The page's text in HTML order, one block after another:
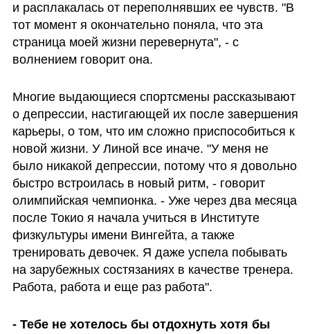
и расплакалась от переполнявших ее чувств. "В
тот момент я окончательно поняла, что эта
страница моей жизни перевернута", - с
волнением говорит она.
Многие выдающиеся спортсмены рассказывают
о депрессии, настигающей их после завершения
карьеры, о том, что им сложно приспособиться к
новой жизни. У Линой все иначе. "У меня не
было никакой депрессии, потому что я довольно
быстро встроилась в новый ритм, - говорит
олимпийская чемпионка. - Уже через два месяца
после Токио я начала учиться в Институте
физкультуры имени Вингейта, а также
тренировать девочек. Я даже успела побывать
на зарубежных состязаниях в качестве тренера.
Работа, работа и еще раз работа".
- Тебе не хотелось бы отдохнуть хотя бы